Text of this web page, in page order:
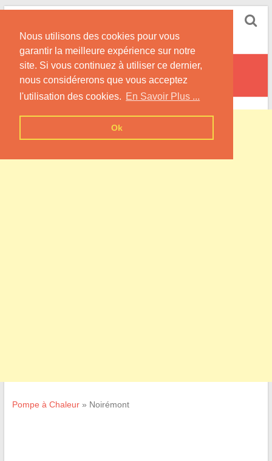
Nous utilisons des cookies pour vous
garantir la meilleure expérience sur notre
site. Si vous continuez à utiliser ce dernier,
nous considérerons que vous acceptez
l'utilisation des cookies. En Savoir Plus ...
Ok
Skip
content
Informations sur les Pompes à Chaleur
Noirémont
Pompe à Chaleur» Noirémont